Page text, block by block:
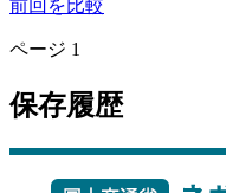
前回を比較
ページ 1
保存履歴